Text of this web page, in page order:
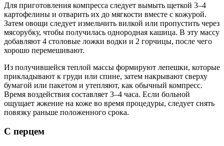
Для приготовления компресса следует вымыть щеткой 3‒4
картофелины и отварить их до мягкости вместе с кожурой.
Затем овощи следует измельчить вилкой или пропустить через
мясорубку, чтобы получилась однородная кашица. В эту массу
добавляют 4 столовые ложки водки и 2 горчицы, после чего
хорошо перемешивают.
Из получившейся теплой массы формируют лепешки, которые
прикладывают к груди или спине, затем накрывают сверху
бумагой или пакетом и утепляют, как обычный компресс.
Время воздействия составляет 3‒4 часа. Если больной
ощущает жжение на коже во время процедуры, следует снять
повязку раньше положенного срока.
С перцем